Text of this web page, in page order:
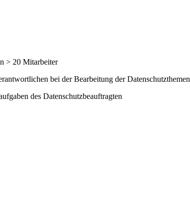
> 20 Mitarbeiter
bei der Bearbeitung der Datenschutzthemen
des Datenschutzbeauftragten